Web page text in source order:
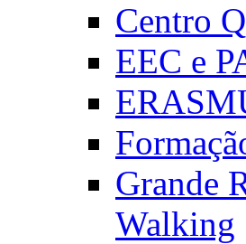
Centro
EEC e
Grande
Walking